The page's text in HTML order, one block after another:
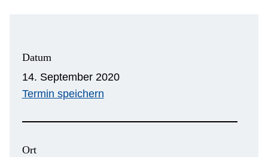
Datum
14. September 2020
Termin speichern
Ort